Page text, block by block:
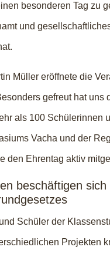
besonderen Tag zu
und
Müller eröffnete die
gefreut hat uns
als 100 Schülerinnen
Vacha und der
den Ehrentag aktiv
beschäftigen sich
Schüler der
Projekten